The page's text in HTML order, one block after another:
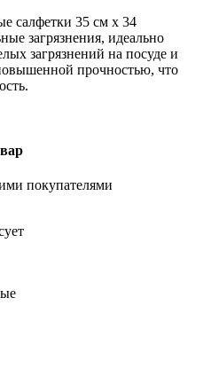
салфетки 35 см x 34
загрязнения, идеально
загрязнений на посуде и
прочностью, что
покупателями